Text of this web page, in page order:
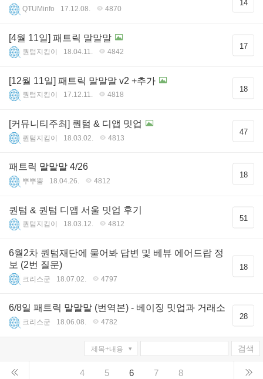
QTUMinfo 17.12.08. 4870
14
[4월 11일] 패트릭 말말말
퀀텀지킴이 18.04.11. 4842
17
[12월 11일] 패트릭 말말말 v2 +추가
퀀텀지킴이 17.12.11. 4818
18
[커뮤니티주최] 퀀텀 & 디앱 밋업
퀀텀지킴이 18.03.02. 4813
47
패트릭 말말말 4/26
뿌뿌뿜 18.04.26. 4812
18
퀀텀 & 퀀텀 디앱 서울 밋업 후기
퀀텀지킴이 18.03.12. 4812
51
6월2차 퀀텀재단에 물어봐 답변 및 베뷰 에어드랍 정
보 (2번 질문)
크리스군 18.07.02. 4797
18
6/8일 패트릭 말말말 (번역본) - 베이징 밋업과 거래소
크리스군 18.06.08. 4782
28
검색
4 5 6 7 8